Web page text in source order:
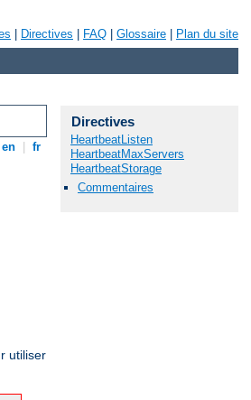
Directives FAQ Glossaire Plan du site
en fr
utiliser
Directives
HeartbeatListen
HeartbeatMaxServers
HeartbeatStorage
Commentaires